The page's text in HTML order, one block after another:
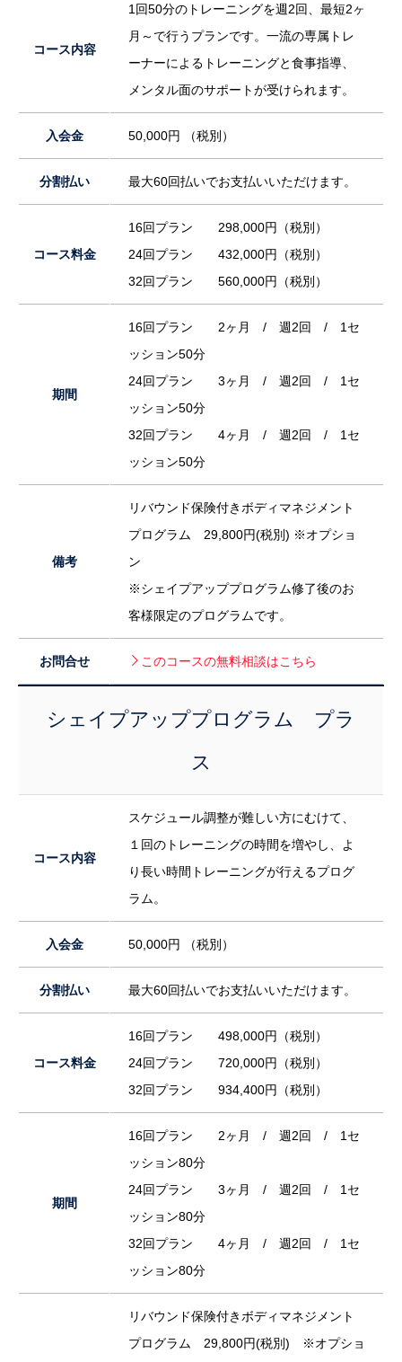
コース内容
1回50分のトレーニングを週2回、最短2ヶ
月～で行うプランです。一流の専属トレ
ーナーによるトレーニングと食事指導、
メンタル面のサポートが受けられます。
入会金 50,000円 （税別）
分割払い 最大60回払いでお支払いいただけます。
コース料金
16回プラン 298,000円（税別）
24回プラン 432,000円（税別）
32回プラン 560,000円（税別）
期間
16回プラン 2ヶ月 / 週2回 / 1セ
ッション50分
24回プラン 3ヶ月 / 週2回 / 1セ
ッション50分
32回プラン 4ヶ月 / 週2回 / 1セ
ッション50分
備考
リバウンド保険付きボディマネジメント
プログラム 29,800円(税別) ※オプショ
ン
※シェイプアッププログラム修了後のお
客様限定のプログラムです。
お問合せ このコースの無料相談はこちら
シェイプアッププログラム プラ
ス
コース内容
スケジュール調整が難しい方にむけて、
１回のトレーニングの時間を増やし、よ
り長い時間トレーニングが行えるプログ
ラム。
入会金 50,000円 （税別）
分割払い 最大60回払いでお支払いいただけます。
コース料金
16回プラン 498,000円（税別）
24回プラン 720,000円（税別）
32回プラン 934,400円（税別）
期間
16回プラン 2ヶ月 / 週2回 / 1セ
ッション80分
24回プラン 3ヶ月 / 週2回 / 1セ
ッション80分
32回プラン 4ヶ月 / 週2回 / 1セ
ッション80分
リバウンド保険付きボディマネジメント
プログラム 29,800円(税別) ※オプショ